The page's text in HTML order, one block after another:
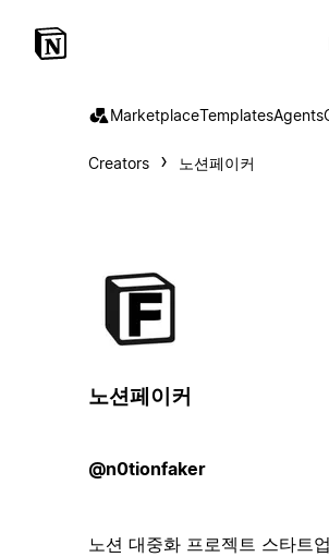
MarketplaceTemplatesAgents
Creators 노션페이커
노션페이커
@n0tionfaker
노션 대중화 프로젝트 스타트